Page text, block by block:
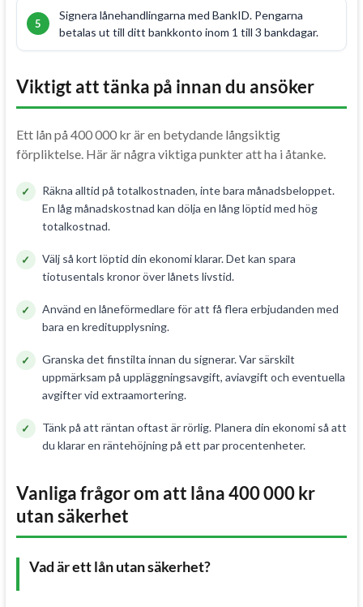
Signera lånehandlingarna med BankID. Pengarna
betalas ut till ditt bankkonto inom 1 till 3 bankdagar.
Viktigt att tänka på innan du ansöker
Ett lån på 400 000 kr är en betydande långsiktig
förpliktelse. Här är några viktiga punkter att ha i åtanke.
Räkna alltid på totalkostnaden, inte bara månadsbeloppet.
En låg månadskostnad kan dölja en lång löptid med hög
totalkostnad.
Välj så kort löptid din ekonomi klarar. Det kan spara
tiotusentals kronor över lånets livstid.
Använd en låneförmedlare för att få flera erbjudanden med
bara en kreditupplysning.
Granska det finstilta innan du signerar. Var särskilt
uppmärksam på uppläggningsavgift, aviavgift och eventuella
avgifter vid extraamortering.
Tänk på att räntan oftast är rörlig. Planera din ekonomi så att
du klarar en räntehöjning på ett par procentenheter.
Vanliga frågor om att låna 400 000 kr
utan säkerhet
Vad är ett lån utan säkerhet?